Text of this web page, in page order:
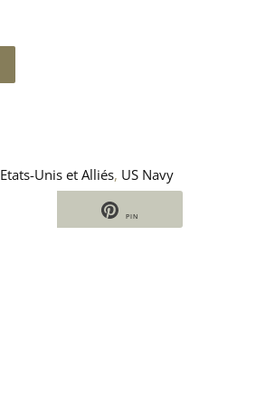
Etats-Unis et Alliés, US Navy
PIN